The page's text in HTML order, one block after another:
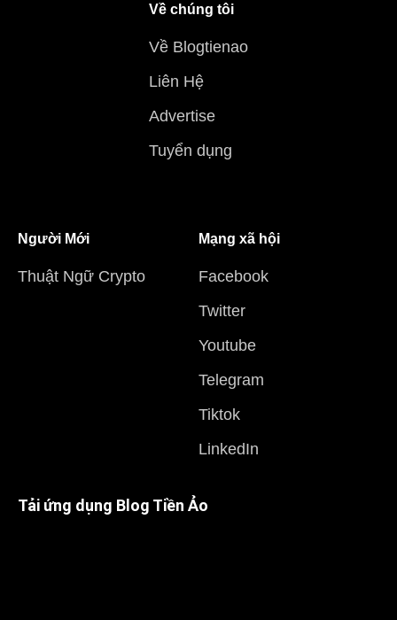
Về chúng tôi
Về Blogtienao
Liên Hệ
Advertise
Tuyển dụng
Người Mới
Thuật Ngữ Crypto
Mạng xã hội
Facebook
Twitter
Youtube
Telegram
Tiktok
LinkedIn
Tải ứng dụng Blog Tiền Ảo